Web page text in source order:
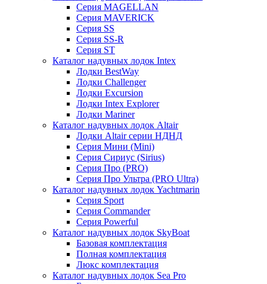
Серия MAGELLAN
Серия MAVERICK
Серия SS
Серия SS-R
Серия ST
Каталог надувных лодок Intex
Лодки BestWay
Лодки Challenger
Лодки Excursion
Лодки Intex Explorer
Лодки Mariner
Каталог надувных лодок Altair
Лодки Altair серии НДНД
Серия Мини (Mini)
Серия Сириус (Sirius)
Серия Про (PRO)
Серия Про Ультра (PRO Ultra)
Каталог надувных лодок Yachtmarin
Серия Sport
Серия Commander
Серия Powerful
Каталог надувных лодок SkyBoat
Базовая комплектация
Полная комплектация
Люкс комплектация
Каталог надувных лодок Sea Pro